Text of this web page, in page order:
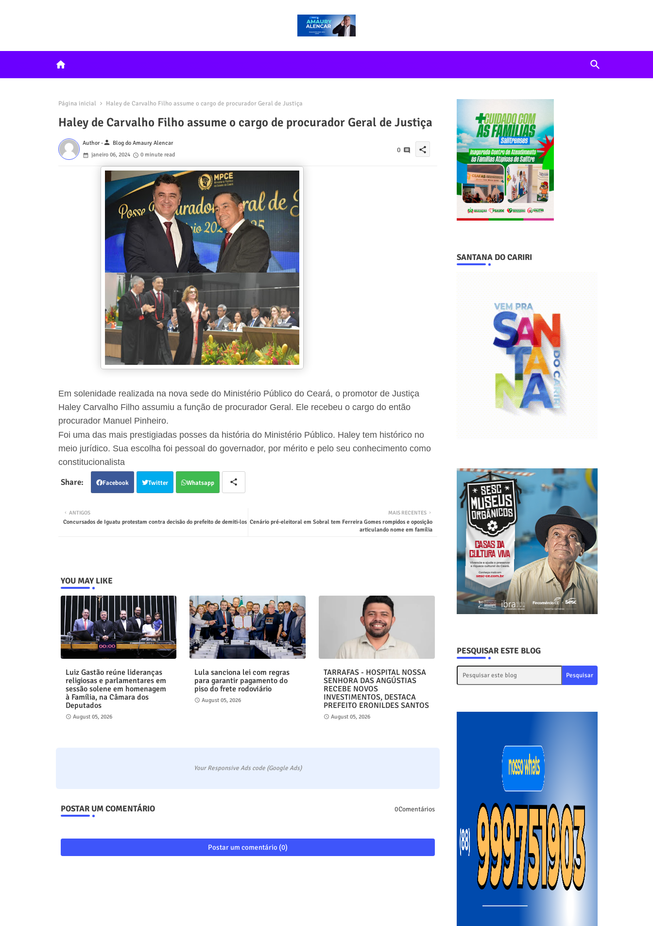
home
Página inicial Haley de Carvalho Filho assume o cargo de procurador Geral de Justiça
Haley de Carvalho Filho assume o cargo de procurador Geral de Justiça
Author -person Blog do Amaury Alencar
janeiro 06, 2024
0 minute read
0 share
Em solenidade realizada na nova sede do Ministério Público do Ceará, o promotor de Justiça
Haley Carvalho Filho assumiu a função de procurador Geral. Ele recebeu o cargo do então
procurador Manuel Pinheiro.
Foi uma das mais prestigiadas posses da história do Ministério Público. Haley tem histórico no
meio jurídico. Sua escolha foi pessoal do governador, por mérito e pelo seu conhecimento como
constitucionalista
Facebook Twitter Whatsapp
MAIS RECENTES
Cenário pré-eleitoral em Sobral tem Ferreira Gomes rompidos e oposição
articulando nome em família
ANTIGOS
Concursados de Iguatu protestam contra decisão do prefeito de demiti-los
YOU MAY LIKE
Luiz Gastão reúne lideranças
religiosas e parlamentares em
sessão solene em homenagem
à Família, na Câmara dos
Deputados
August 05, 2026
Lula sanciona lei com regras
para garantir pagamento do
piso do frete rodoviário
August 05, 2026
TARRAFAS - HOSPITAL NOSSA
SENHORA DAS ANGÚSTIAS
RECEBE NOVOS
INVESTIMENTOS, DESTACA
PREFEITO ERONILDES SANTOS
August 05, 2026
Your Responsive Ads code (Google Ads)
POSTAR UM COMENTÁRIO 0Comentários
Postar um comentário (0)
SANTANA DO CARIRI
PESQUISAR ESTE BLOG